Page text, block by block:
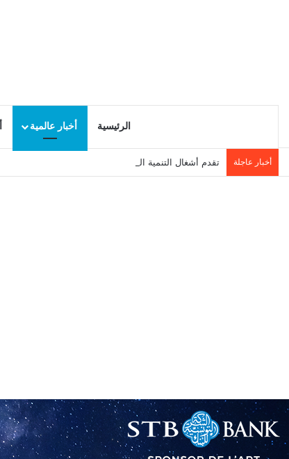
الرئيسية أخبار عالمية
أخبار عاجلة تقدم أشغال التنمية المحلية في سيدي حسين